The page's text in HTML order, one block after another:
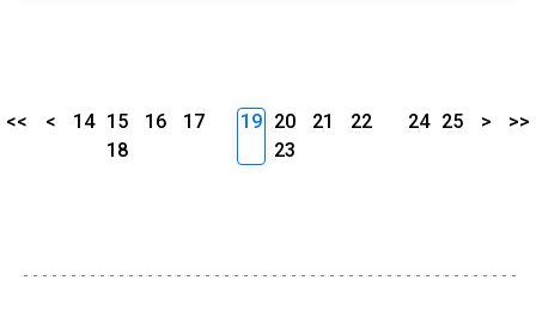
<< < 14 15 16
17
18
19 20 21
22
23
24 25 > >>